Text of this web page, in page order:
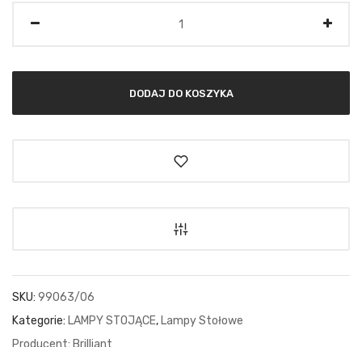
DODAJ DO KOSZYKA
SKU: 99063/06
Kategorie: LAMPY STOJĄCE,Lampy Stołowe